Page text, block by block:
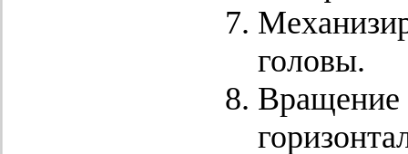
головы.
Вращение